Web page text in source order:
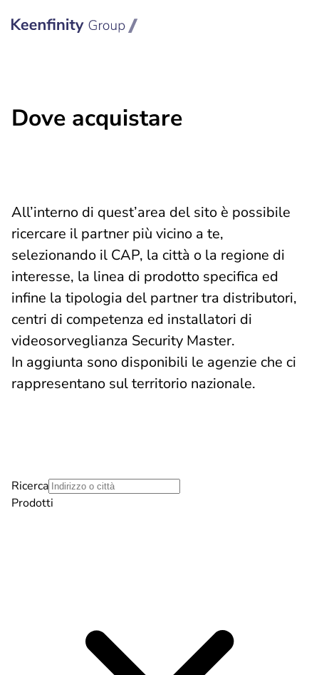
Dove acquistare
All’interno di quest’area del sito è possibile
ricercare il partner più vicino a te,
selezionando il CAP, la città o la regione di
interesse, la linea di prodotto specifica ed
infine la tipologia del partner tra distributori,
centri di competenza ed installatori di
videosorveglianza Security Master.
In aggiunta sono disponibili le agenzie che ci
rappresentano sul territorio nazionale.